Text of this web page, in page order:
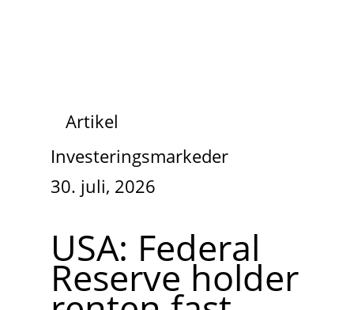
Artikel
Investeringsmarkeder
30. juli, 2026
USA: Federal
Reserve holder